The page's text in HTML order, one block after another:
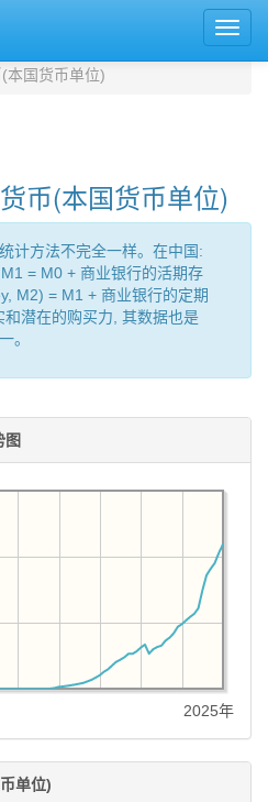
本国货币单位)
币(本国货币单位)
计方法不完全一样。在中国:
= M0 + 商业银行的活期存
M2) = M1 + 商业银行的定期
潜在的购买力, 其数据也是
。
图
2025年
单位)